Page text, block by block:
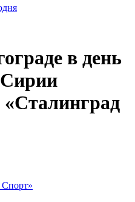
в день
Спорт»